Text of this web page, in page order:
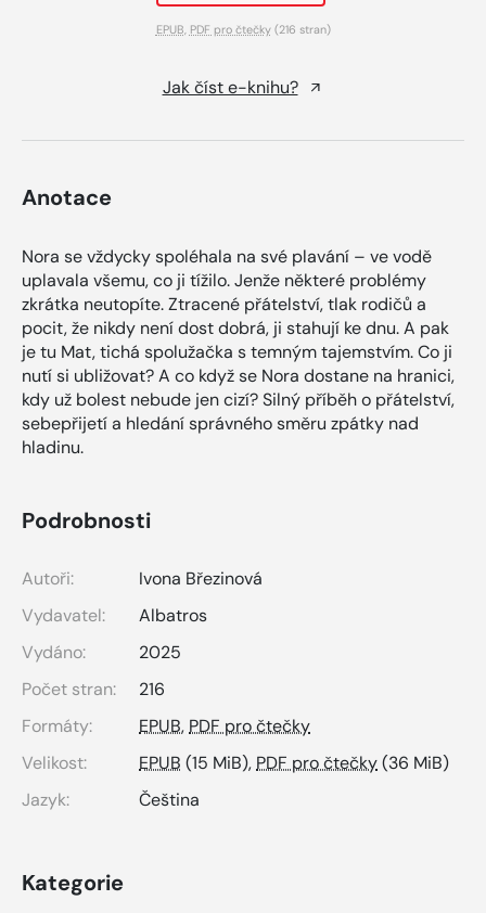
EPUB, PDF pro čtečky(216 stran)
Jak číst e-knihu?
Anotace
Nora se vždycky spoléhala na své plavání – ve vodě
uplavala všemu, co ji tížilo. Jenže některé problémy
zkrátka neutopíte. Ztracené přátelství, tlak rodičů a
pocit, že nikdy není dost dobrá, ji stahují ke dnu. A pak
je tu Mat, tichá spolužačka s temným tajemstvím. Co ji
nutí si ubližovat? A co když se Nora dostane na hranici,
kdy už bolest nebude jen cizí? Silný příběh o přátelství,
sebepřijetí a hledání správného směru zpátky nad
hladinu.
Podrobnosti
Autoři:
Ivona Březinová
Vydavatel:
Albatros
Vydáno:
2025
Počet stran:
216
Formáty:
EPUB, PDF pro čtečky
Velikost:
EPUB (15 MiB), PDF pro čtečky(36 MiB)
Jazyk:
Čeština
Kategorie